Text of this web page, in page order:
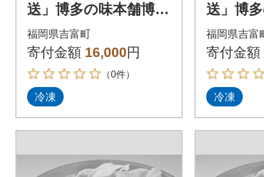
送」博多の味本舗博多
もつ鍋黄金のだしぽ
ん酢セットと辛子明
太子500g_吉富町
福岡県吉富町
寄付金額 16,000円
（0件）
冷凍
送」博
もつ鍋
ん酢セ
太子
福岡県吉富
寄付金額
冷凍